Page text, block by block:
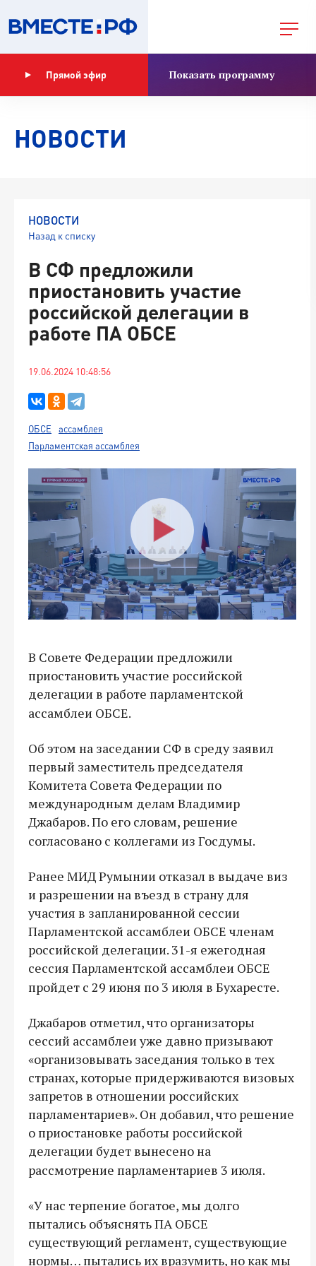
Прямой эфир Показать программу
НОВОСТИ
НОВОСТИ
Назад к списку
В СФ предложили
приостановить участие
российской делегации в
работе ПА ОБСЕ
19.06.2024 10:48:56
ОБСЕ
ассамблея
Парламентская ассамблея
В Совете Федерации предложили
приостановить участие российской
делегации в работе парламентской
ассамблеи ОБСЕ.
Об этом на заседании СФ в среду заявил
первый заместитель председателя
Комитета Совета Федерации по
международным делам Владимир
Джабаров. По его словам, решение
согласовано с коллегами из Госдумы.
Ранее МИД Румынии отказал в выдаче виз
и разрешении на въезд в страну для
участия в запланированной сессии
Парламентской ассамблеи ОБСЕ членам
российской делегации. 31-я ежегодная
сессия Парламентской ассамблеи ОБСЕ
пройдет с 29 июня по 3 июля в Бухаресте.
Джабаров отметил, что организаторы
сессий ассамблеи уже давно призывают
«организовывать заседания только в тех
странах, которые придерживаются визовых
запретов в отношении российских
парламентариев». Он добавил, что решение
о приостановке работы российской
делегации будет вынесено на
рассмотрение парламентариев 3 июля.
«У нас терпение богатое, мы долго
пытались объяснять ПА ОБСЕ
существующий регламент, существующие
нормы… пытались их вразумить, но как мы